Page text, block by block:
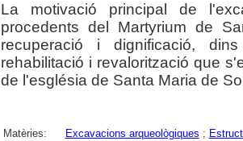
La motivació principal de
procedents del Martyrium de
recuperació i dignificació,
rehabilitació i revalorització que
de l'església de Santa Maria de
Matèries: Excavacions arqueològiques ;